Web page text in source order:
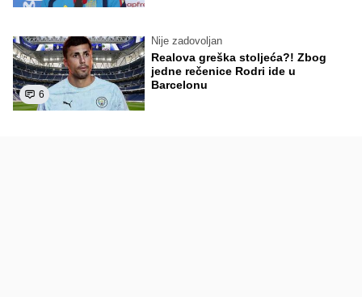
6
Nije zadovoljan
Realova greška stoljeća?! Zbog
jedne rečenice Rodri ide u
Barcelonu